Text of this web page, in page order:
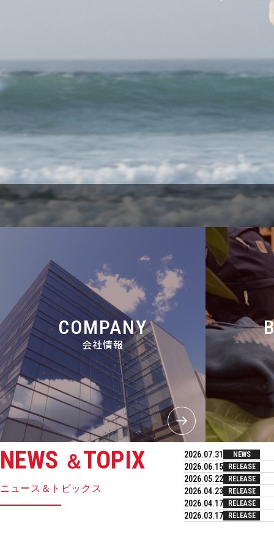
COMPANY
会社情報
NEWS ＆TOPIX
ニュース＆トピックス
2026.07.31 NEWS
2026.06.15 RELEASE
2026.05.22 RELEASE
2026.04.23 RELEASE
2026.04.17 RELEASE
2026.03.17 RELEASE